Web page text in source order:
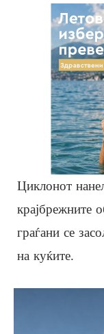
Циклонот
крајбрежните
граѓани се
на куќите.